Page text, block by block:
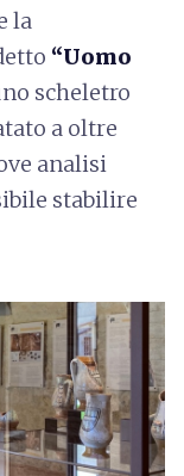
la
“Uomo
scheletro
a oltre
analisi
stabilire